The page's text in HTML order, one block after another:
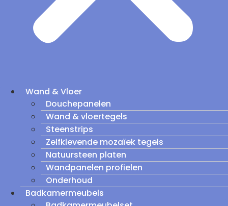
Wand & Vloer
Douchepanelen
Wand & vloertegels
Steenstrips
Zelfklevende mozaïek tegels
Natuursteen platen
Wandpanelen profielen
Onderhoud
Badkamermeubels